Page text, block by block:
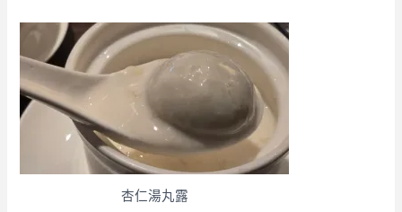
杏仁湯丸露